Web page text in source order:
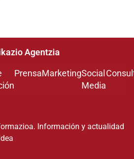
Agentzia
PrensaMarketingSocial
Media
Información y actualidad